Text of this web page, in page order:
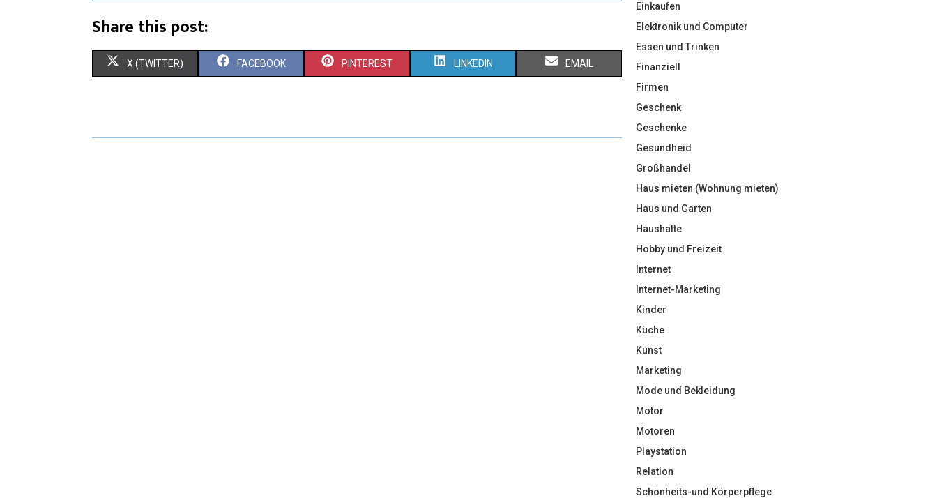
Share this post:
S
R
X (TWITTER) S
R
FACEBOOK S
R
PINTEREST S
R
LINKEDIN S
R
EMAIL
Einkaufen
Elektronik und Computer
Essen und Trinken
Finanziell
Firmen
Geschenk
Geschenke
Gesundheid
Großhandel
Haus mieten (Wohnung mieten)
Haus und Garten
Haushalte
Hobby und Freizeit
Internet
Internet-Marketing
Kinder
Küche
Kunst
Marketing
Mode und Bekleidung
Motor
Motoren
Playstation
Relation
Schönheits-und Körperpflege